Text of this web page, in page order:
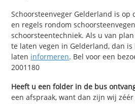
Schoorsteenveger Gelderland is op
en regels rondom
schoorsteentechniek. Als u van
te laten vegen in Gelderland, dan
laten informeren. Bel voor een
2001180
Heeft u een folder in de bus
een afspraak, want dan zijn wij